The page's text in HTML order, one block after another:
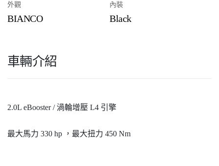
外觀
BIANCO
內裝
Black
車輛介紹
2.0L eBooster / 渦輪增壓 L4 引擎
最大馬力 330 hp ，最大扭力 450 Nm